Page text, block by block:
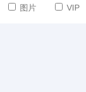
图片 VIP